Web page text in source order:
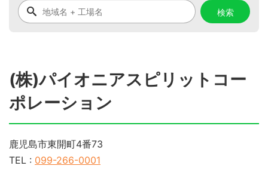
(株)パイオニアスピリットコー
ポレーション
鹿児島市東開町4番73
TEL : 099-266-0001